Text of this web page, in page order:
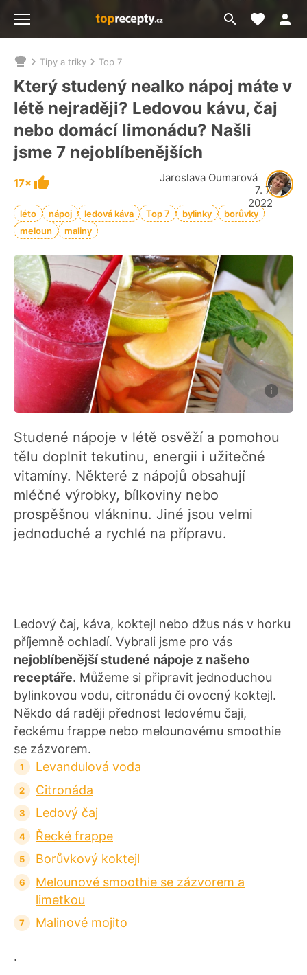
Přejít
na
Moje
Nacházíte
se
zde:
Tipy a triky Top 7
Který studený nealko nápoj máte v
létě nejraději? Ledovou kávu, čaj
nebo domácí limonádu? Našli
jsme 7 nejoblíbenějších
17×
Jaroslava Oumarová
7. 7.
2022
léto nápoj ledová káva Top 7 bylinky
borůvky
meloun
maliny
Studené nápoje v létě osvěží a pomohou
tělu doplnit tekutinu, energii i užitečné
vitamíny. Některé z nápojů obsahují
mléčné výrobky, bílkoviny nebo
prospěšnou vlákninu. Jiné jsou velmi
jednoduché a rychlé na přípravu.
Ledový čaj, káva, koktejl nebo džus nás v horku
příjemně ochladí. Vybrali jsme pro vás
nejoblíbenější studené nápoje z našeho
receptáře. Můžeme si připravit jednoduchou
bylinkovou vodu, citronádu či ovocný koktejl.
Někdo dá raději přednost ledovému čaji,
řeckému frappe nebo melounovému smoothie
se zázvorem.
Levandulová voda
Citronáda
Ledový čaj
Řecké frappe
Borůvkový koktejl
Melounové smoothie se zázvorem a
limetkou
Malinové mojito
.